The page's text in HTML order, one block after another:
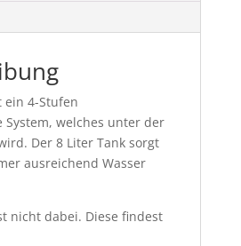
ein 4-Stufen
System, welches unter der
Der 8 Liter Tank sorgt
ausreichend Wasser
nicht dabei. Diese findest